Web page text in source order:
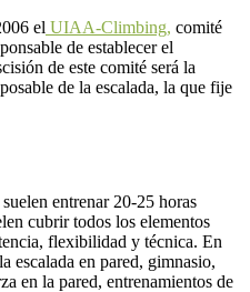
el UIAA-Climbing, comité
de establecer el
de este comité será la
de la escalada, la que fije
entrenar 20-25 horas
cubrir todos los elementos
flexibilidad y técnica. En
escalada en pared, gimnasio,
en la pared, entrenamientos de